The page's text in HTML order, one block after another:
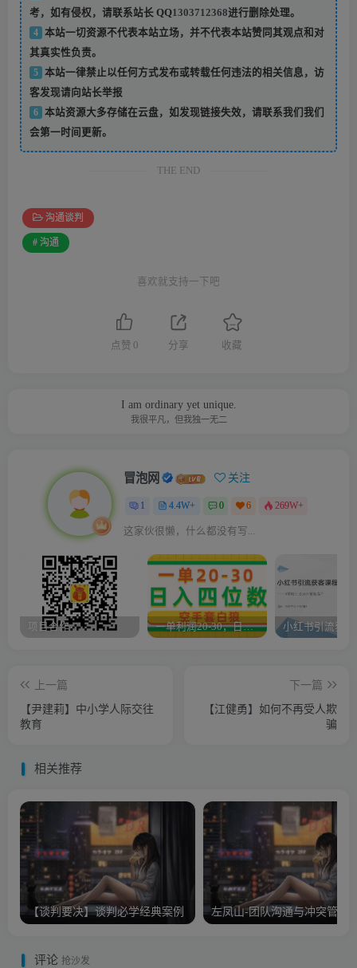
考，如有侵权，请联系站长 QQ1303712368进行删除处理。
4
本站一切资源不代表本站立场，并不代表本站赞同其观点和对
其真实性负责。
5
本站一律禁止以任何方式发布或转载任何违法的相关信息，访
客发现请向站长举报
6
本站资源大多存储在云盘，如发现链接失效，请联系我们我们
会第一时间更新。
THE END
沟通谈判
# 沟通
喜欢就支持一下吧
点赞 0 分享 收藏
I am ordinary yet unique.
我很平凡，但我独一无二
冒泡网 关注
1 4.4W+ 0 6 269W+
这家伙很懒，什么都没有写...
项目合作 一单利润20-30，日入四位数，空手套白狼，只要做就能赚，简单无套路
上一篇
【尹建莉】中小学人际交往
教育
下一篇
【江健勇】如何不再受人欺
骗
相关推荐
【谈判要决】谈判必学经典案例 左凤山-团队沟通与冲突管理
评论 抢沙发